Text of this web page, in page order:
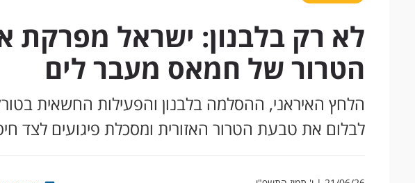
לא רק בלבנון: ישראל מפרקת
הטרור של חמאס מעבר לים
הלחץ האיראני, ההסלמה בלבנון והפעילות החשאית
לבלום את טבעת הטרור האזורית ומסכלת פיגועים לצד